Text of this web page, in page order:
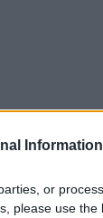
Information
or
please use the